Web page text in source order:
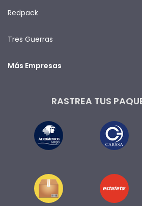
Redpack
Tres Guerras
Más Empresas
RASTREA TUS